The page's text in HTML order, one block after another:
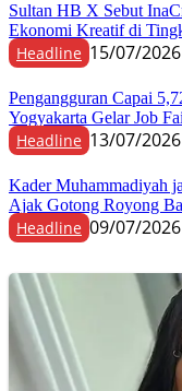
Sultan HB X Sebut
Ekonomi Kreatif di
Headline 15/07/
Pengangguran Capai
Yogyakarta Gelar Job
Headline 13/07/
Kader Muhammadiyah
Ajak Gotong Royong
Headline 09/07/